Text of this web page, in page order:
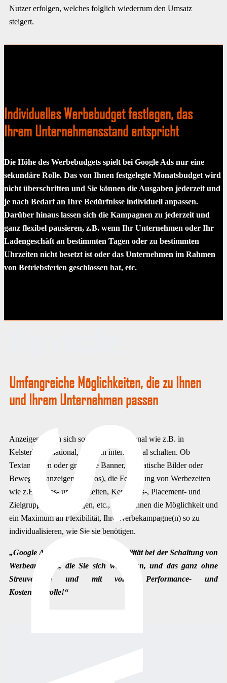
Nutzer erfolgen, welches folglich wiederrum den Umsatz
steigert.
Individuelles Werbebudget festlegen, das
Ihrem Unternehmensstand entspricht
Die Höhe des Werbebudgets spielt bei Google Ads nur eine
sekundäre Rolle. Das von Ihnen festgelegte Monatsbudget wird
nicht überschritten und Sie können die Ausgaben jederzeit und
je nach Bedarf an Ihre Bedürfnisse individuell anpassen.
Darüber hinaus lassen sich die Kampagnen zu jederzeit und
ganz flexibel pausieren, z.B. wenn Ihr Unternehmen oder Ihr
Ladengeschäft an bestimmten Tagen oder zu bestimmten
Uhrzeiten nicht besetzt ist oder das Unternehmen im Rahmen
von Betriebsferien geschlossen hat, etc.
Umfangreiche Möglichkeiten, die zu Ihnen
und Ihrem Unternehmen passen
Anzeigen lassen sich sowohl lokal/regional wie z.B. in
Kelsterbach, national, als auch international schalten. Ob
Textanzeigen oder grafische Banner, ob statische Bilder oder
Bewegtbildanzeigen (Videos), die Festlegung von Werbezeiten
wie z.B. Tages- und Uhrzeiten, Keywords-, Placement- und
Zielgruppenausrichtungen, etc., lassen Ihnen die Möglichkeit und
ein Maximum an Flexibilität, Ihre Werbekampagne(n) so zu
individualisieren, wie Sie sie benötigen.
„Google Ads bietet Ihnen die Flexibilität bei der Schaltung von
Werbeanzeigen, die Sie sich wünschen, und das ganz ohne
Streuverluste und mit voller Performance- und
Kostenkontrolle!“